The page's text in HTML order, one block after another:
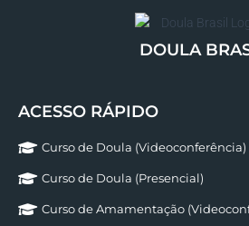
DOULA
ACESSO RÁPIDO
Curso de Doula (Videoconferência)
Curso de Doula (Presencial)
Curso de Amamentação